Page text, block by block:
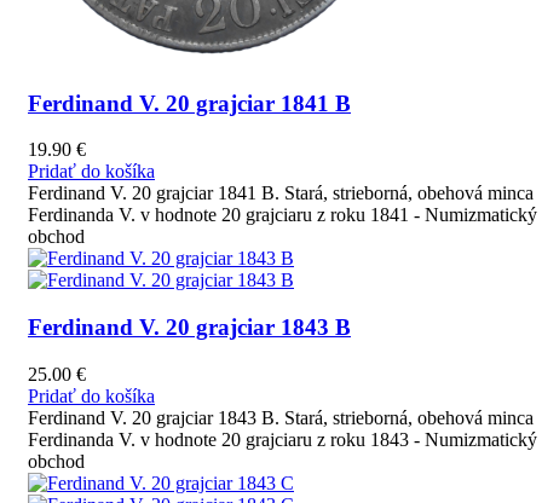
Ferdinand V. 20 grajciar 1841 B
19.90 €
Pridať do košíka
Ferdinand V. 20 grajciar 1841 B. Stará, strieborná, obehová minca
Ferdinanda V. v hodnote 20 grajciaru z roku 1841 - Numizmatický
obchod
Ferdinand V. 20 grajciar 1843 B
25.00 €
Pridať do košíka
Ferdinand V. 20 grajciar 1843 B. Stará, strieborná, obehová minca
Ferdinanda V. v hodnote 20 grajciaru z roku 1843 - Numizmatický
obchod